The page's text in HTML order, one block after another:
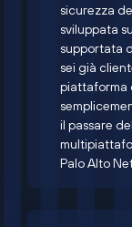
sicurezza
sviluppata
supportata
sei già
piattaforma
il passare
Palo Alto